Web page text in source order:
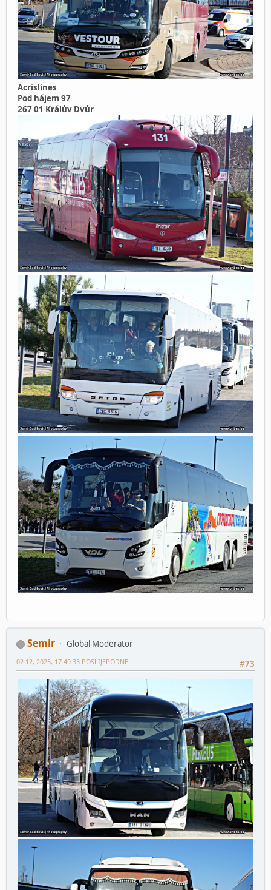
Acrislines
Pod hájem 97
267 01 Králův Dvůr
Semir
Global Moderator
#73
02 12, 2025, 17:49:33 POSLIJEPODNE